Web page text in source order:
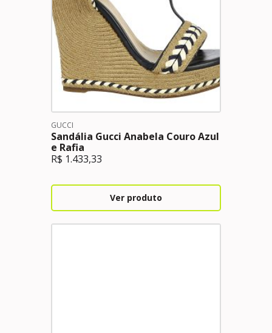
GUCCI
Sandália Gucci Anabela Couro Azul
e Rafia
R$ 1.433,33
Ver produto